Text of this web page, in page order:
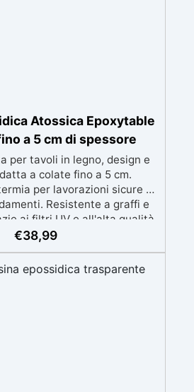
Atossica Epoxytable
a 5 cm di spessore
per tavoli in legno, design e
a colate fino a 5 cm.
per lavorazioni sicure e
Resistente a graffi e
ai filtri UV e all'alta qualità
viscosità per eliminare bolle
e certificata per il contatto
con la pelle.
€38,99